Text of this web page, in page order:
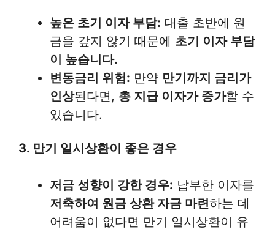
높은 초기 이자 부담: 대출 초반에 원
금을 갚지 않기 때문에 초기 이자 부담
이 높습니다.
변동금리 위험: 만약 만기까지 금리가
인상된다면, 총 지급 이자가 증가할 수
있습니다.
3. 만기 일시상환이 좋은 경우
저금 성향이 강한 경우: 납부한 이자를
저축하여 원금 상환 자금 마련하는 데
어려움이 없다면 만기 일시상환이 유